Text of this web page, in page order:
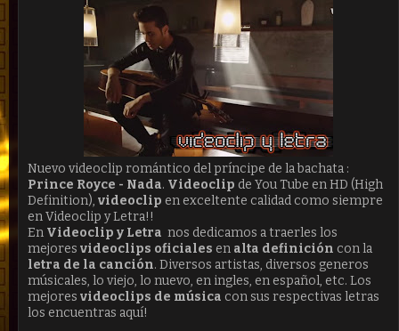
Nuevo videoclip romántico del príncipe de la bachata :
Prince Royce - Nada. Videoclip de You Tube en HD (High
Definition), videoclip en exceltente calidad como siempre
en Videoclip y Letra!!
En Videoclip y Letra nos dedicamos a traerles los
mejores videoclips oficiales en alta definición con la
letra de la canción. Diversos artistas, diversos generos
músicales, lo viejo, lo nuevo, en ingles, en español, etc. Los
mejores videoclips de música con sus respectivas letras
los encuentras aquí!